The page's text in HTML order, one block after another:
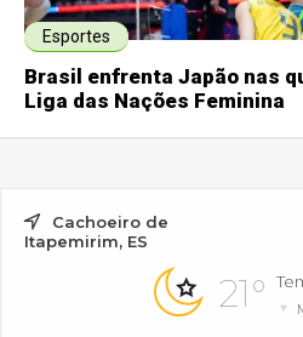
Esportes
Brasil enfrenta Japão nas
Liga das Nações Feminina
Cachoeiro de
Itapemirim, ES
21°